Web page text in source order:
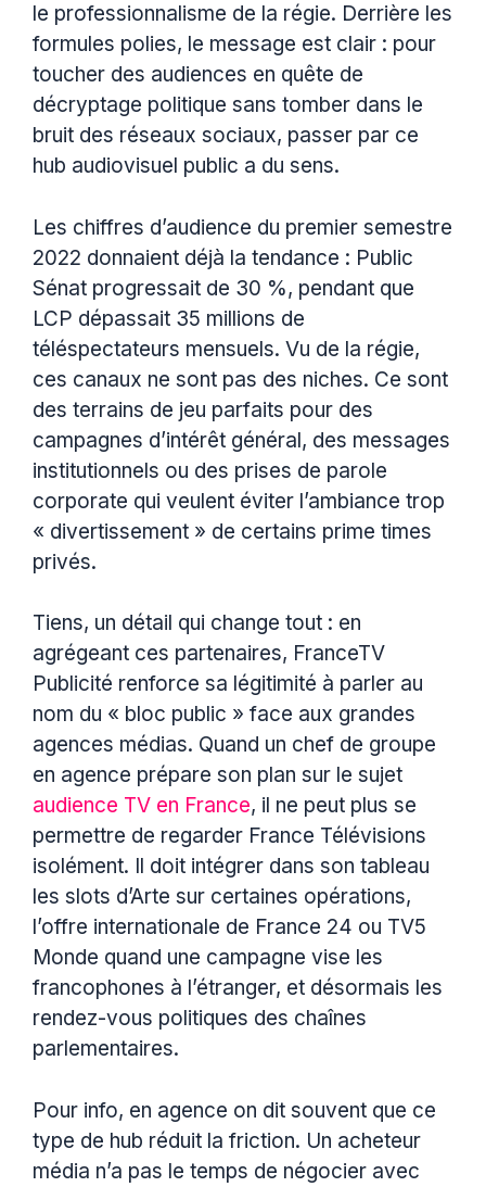
le professionnalisme de la régie. Derrière les
formules polies, le message est clair : pour
toucher des audiences en quête de
décryptage politique sans tomber dans le
bruit des réseaux sociaux, passer par ce
hub audiovisuel public a du sens.
Les chiffres d’audience du premier semestre
2022 donnaient déjà la tendance : Public
Sénat progressait de 30 %, pendant que
LCP dépassait 35 millions de
téléspectateurs mensuels. Vu de la régie,
ces canaux ne sont pas des niches. Ce sont
des terrains de jeu parfaits pour des
campagnes d’intérêt général, des messages
institutionnels ou des prises de parole
corporate qui veulent éviter l’ambiance trop
« divertissement » de certains prime times
privés.
Tiens, un détail qui change tout : en
agrégeant ces partenaires, FranceTV
Publicité renforce sa légitimité à parler au
nom du « bloc public » face aux grandes
agences médias. Quand un chef de groupe
en agence prépare son plan sur le sujet
audience TV en France, il ne peut plus se
permettre de regarder France Télévisions
isolément. Il doit intégrer dans son tableau
les slots d’Arte sur certaines opérations,
l’offre internationale de France 24 ou TV5
Monde quand une campagne vise les
francophones à l’étranger, et désormais les
rendez-vous politiques des chaînes
parlementaires.
Pour info, en agence on dit souvent que ce
type de hub réduit la friction. Un acheteur
média n’a pas le temps de négocier avec